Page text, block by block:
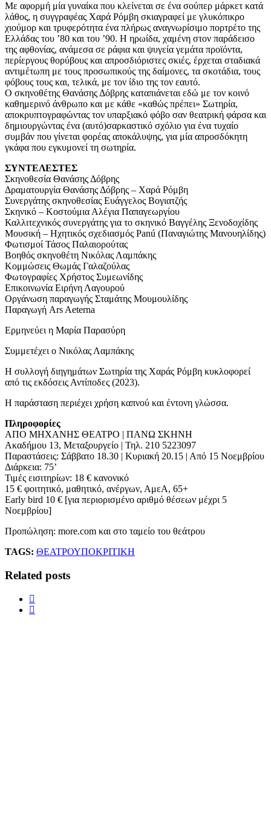
Με αφορμή μία γυναίκα που κλείνεται σε ένα σούπερ μάρκετ κατά
λάθος, η συγγραφέας Χαρά Ρόμβη σκιαγραφεί με γλυκόπικρο
χιούμορ και τρυφερότητα ένα πλήρως αναγνωρίσιμο πορτρέτο της
Ελλάδας του ’80 και του ’90. Η ηρωίδα, χαμένη στον παράδεισο
της αφθονίας, ανάμεσα σε ράφια και ψυγεία γεμάτα προϊόντα,
περίεργους θορύβους και απροσδιόριστες σκιές, έρχεται σταδιακά
αντιμέτωπη με τους προσωπικούς της δαίμονες, τα σκοτάδια, τους
φόβους τους και, τελικά, με τον ίδιο της τον εαυτό.
Ο σκηνοθέτης Θανάσης Δόβρης καταπιάνεται εδώ με τον κοινό
καθημερινό άνθρωπο και με κάθε «καθώς πρέπει» Σωτηρία,
αποκρυπτογραφώντας τον υπαρξιακό φόβο σαν θεατρική φάρσα και
δημιουργώντας ένα (αυτό)σαρκαστικό σχόλιο για ένα τυχαίο
συμβάν που γίνεται φορέας αποκάλυψης, για μία απροσδόκητη
γκάφα που εγκυμονεί τη σωτηρία.
ΣΥΝΤΕΛΕΣΤΕΣ
Σκηνοθεσία Θανάσης Δόβρης
Δραματουργία Θανάσης Δόβρης – Χαρά Ρόμβη
Συνεργάτης σκηνοθεσίας Ευάγγελος Βογιατζής
Σκηνικό – Κοστούμια Αλέγια Παπαγεωργίου
Καλλιτεχνικός συνεργάτης για το σκηνικό Βαγγέλης Ξενοδοχίδης
Μουσική – Ηχητικός σχεδιασμός Panú (Παναγιώτης Mανουηλίδης)
Φωτισμοί Τάσος Παλαιορούτας
Βοηθός σκηνοθέτη Νικόλας Λαμπάκης
Κομμώσεις Θωμάς Γαλαζούλας
Φωτογραφίες Χρήστος Συμεωνίδης
Επικοινωνία Ειρήνη Λαγουρού
Οργάνωση παραγωγής Σταμάτης Μουμουλίδης
Παραγωγή Ars Aeterna
Ερμηνεύει η Μαρία Παρασύρη
Συμμετέχει ο Νικόλας Λαμπάκης
Η συλλογή διηγημάτων Σωτηρία της Χαράς Ρόμβη κυκλοφορεί
από τις εκδόσεις Αντίποδες (2023).
Η παράσταση περιέχει χρήση καπνού και έντονη γλώσσα.
Πληροφορίες
ΑΠΟ ΜΗΧΑΝΗΣ ΘΕΑΤΡΟ | ΠΑΝΩ ΣΚΗΝΗ
Ακαδήμου 13, Μεταξουργείο | Τηλ. 210 5223097
Παραστάσεις: Σάββατο 18.30 | Κυριακή 20.15 | Από 15 Νοεμβρίου
Διάρκεια: 75’
Τιμές εισιτηρίων: 18 € κανονικό
15 € φοιτητικό, μαθητικό, ανέργων, ΑμεΑ, 65+
Early bird 10 € [για περιορισμένο αριθμό θέσεων μέχρι 5
Νοεμβρίου]
Προπώληση: more.com και στο ταμείο του θεάτρου
TAGS: ΘΕΑΤΡΟΥΠΟΚΡΙΤΙΚΗ
Related posts